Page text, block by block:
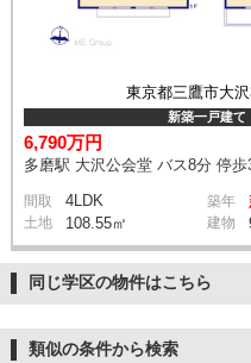
東京都三鷹市大沢
新築一戸建て
6,790万円
多磨駅 大沢公会堂 バス8分 停歩
間取 4LDK 築年
土地 108.55㎡ 建物
同じ学区の物件はこちら
類似の条件から検索